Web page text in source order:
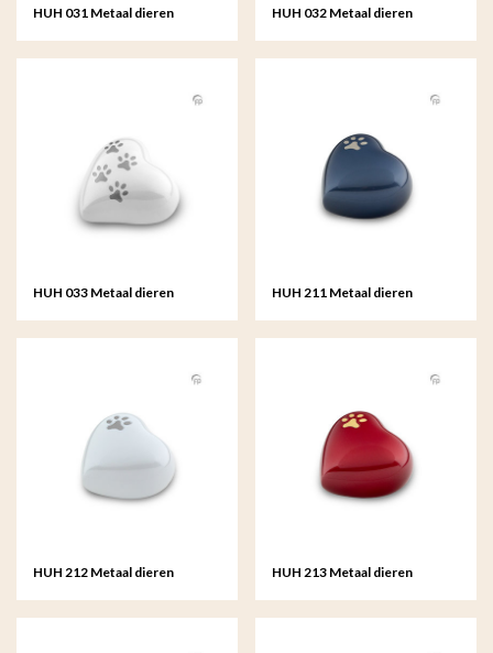
HUH 031 Metaal dieren
HUH 032 Metaal dieren
HUH 033 Metaal dieren
HUH 211 Metaal dieren
HUH 212 Metaal dieren
HUH 213 Metaal dieren